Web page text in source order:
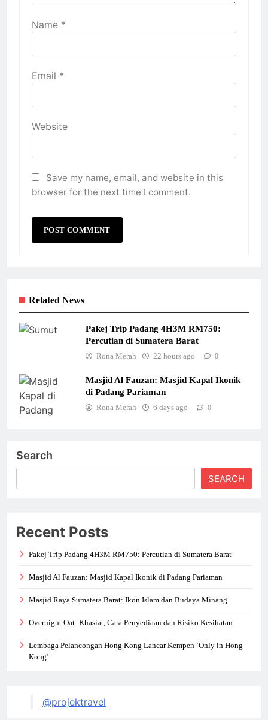
Name *
Email *
Website
Save my name, email, and website in this
browser for the next time I comment.
Related News
Pakej Trip Padang 4H3M RM750:
Percutian di Sumatera Barat
Rona Merah 22 hours ago 0
Masjid Al Fauzan: Masjid Kapal Ikonik
di Padang Pariaman
Rona Merah 6 days ago 0
Search
SEARCH
Recent Posts
Pakej Trip Padang 4H3M RM750: Percutian di Sumatera Barat
Masjid Al Fauzan: Masjid Kapal Ikonik di Padang Pariaman
Masjid Raya Sumatera Barat: Ikon Islam dan Budaya Minang
Overnight Oat: Khasiat, Cara Penyediaan dan Risiko Kesihatan
Lembaga Pelancongan Hong Kong Lancar Kempen ‘Only in Hong
Kong’
@projektravel